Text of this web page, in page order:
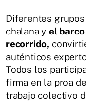
Diferentes
chalana yel
recorrido,
auténticos
Todos los
firma en la proa
trabajo colectivo